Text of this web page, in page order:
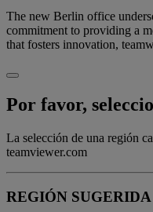
The new Berlin office
commitment to providing a
that fosters innovation,
Por favor,
La selección de una región
teamviewer.com
REGIÓN SUGERIDA